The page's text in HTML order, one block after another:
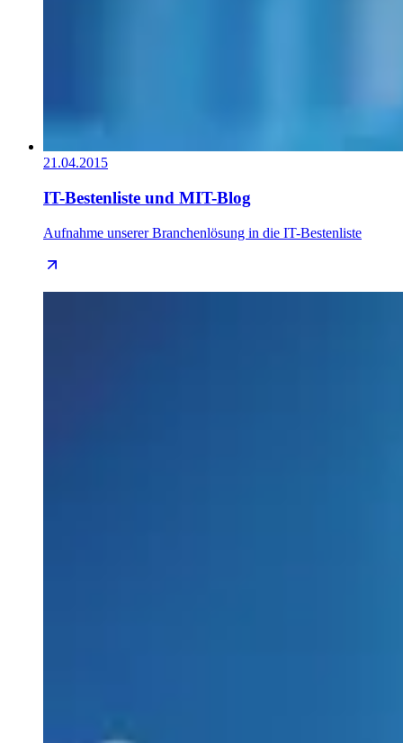
21.04.2015
IT-Bestenliste und MIT-Blog
Aufnahme unserer Branchenlösung in die IT-Bestenliste